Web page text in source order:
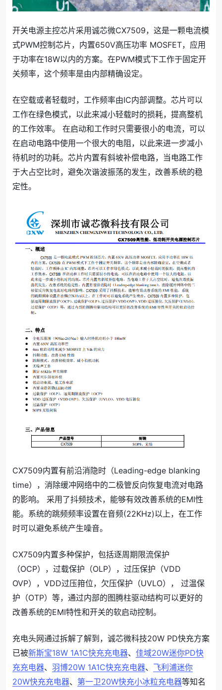
开关电源主控芯片采用诚芯微CX7509，这是一颗电流模
式PWM控制芯片，内置650V高压功率 MOSFET，应用
于功率在18W以内的方案。在PWM模式下工作于固定开
关频率，这个频率是由内部精确设定。
在空载或者轻载时，工作频率由IC内部调整。芯片可以
工作在绿色模式，以此来减小轻载时的损耗，提高整机
的工作效率。 在启动和工作时只需要很小的电流，可以
在启动电路中使用一个很大的电阻，以此来进一步减小
待机时的功耗。芯片内置有斜坡补偿电路，当电路工作
于大占空比时，避免次谐波振荡的发生，改善系统的稳
定性。
CX7509内置有前沿消隐时（Leading-edge blanking
time），消除缓冲网络中的二极管反向恢复电流对电路
的影响。 采用了抖频技术，能够有效改善系统的EMI性
能。系统的跳频频率设置在音频(22KHz)以上，在工作
时可以避免系统产生噪音。
CX7509内置多种保护，包括逐周期限流保护
（OCP），过载保护（OLP），过压保护（VDD
OVP），VDD过压箝位，欠压保护（UVLO）， 过温保
护（OTP）等，通过内部的图腾柱驱动结构可以更好的
改善系统的EMI特性和开关的软启动控制。
充电头网通过拆解了解到，诚芯微科技20W PD快充方案
已被新斯宝18W 1A1C快充充电器、 佳域20W迷你PD快
充充电器、 羽博20W 1A1C快充充电器、 飞利浦迷你
20W快充充电器、 第一卫20W快充小冰粒充电器等知名